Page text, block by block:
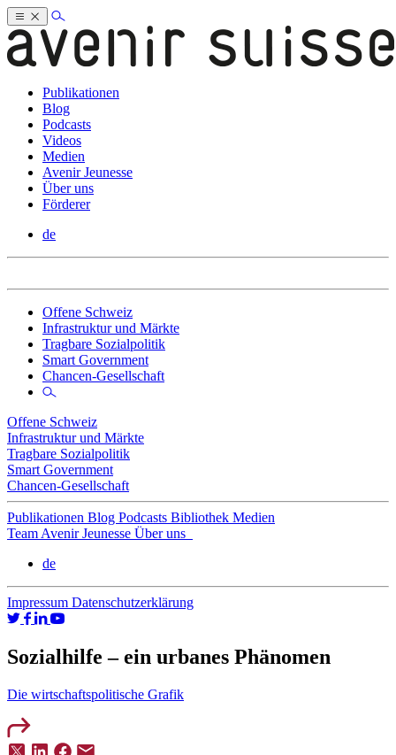
Publikationen
Blog
Podcasts
Videos
Medien
Avenir Jeunesse
Über uns
Förderer
de
Offene Schweiz
Infrastruktur und Märkte
Tragbare Sozialpolitik
Smart Government
Chancen-Gesellschaft
Offene Schweiz
Infrastruktur und Märkte
Tragbare Sozialpolitik
Smart Government
Chancen-Gesellschaft
Publikationen Blog Podcasts Bibliothek Medien
Team Avenir Jeunesse Über uns
de
Impressum Datenschutzerklärung
Sozialhilfe – ein urbanes Phänomen
Die wirtschaftspolitische Grafik